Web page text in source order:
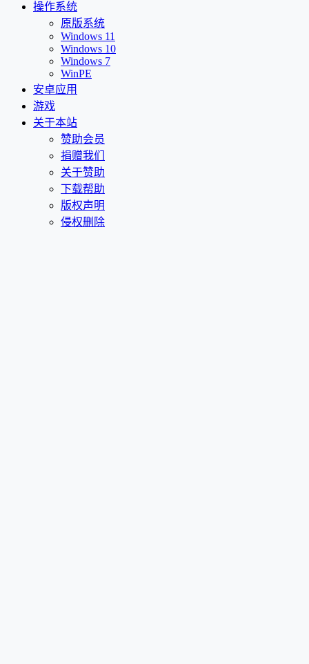
操作系统
原版系统
Windows 11
Windows 10
Windows 7
WinPE
安卓应用
游戏
关于本站
赞助会员
捐赠我们
关于赞助
下载帮助
版权声明
侵权删除